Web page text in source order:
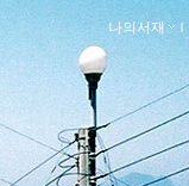
나의서재 ｌ